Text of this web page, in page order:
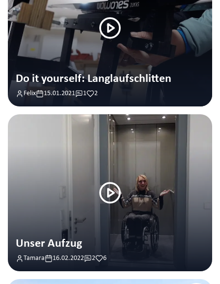
Do it yourself: Langlaufschlitten
Felix 15.01.2021 1 2
Unser Aufzug
Tamara 16.02.2022 2 6